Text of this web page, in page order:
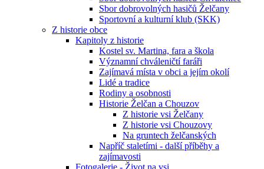
Sbor dobrovolných hasičů Želčany
Sportovní a kulturní klub (SKK)
Z historie obce
Kapitoly z historie
Kostel sv. Martina, fara a škola
Významní chváleničtí faráři
Zajímavá místa v obci a jejím okolí
Lidé a tradice
Rodiny a osobnosti
Historie Želčan a Chouzov
Z historie vsi Želčany
Z historie vsi Chouzovy
Na gruntech želčanských
Napříč staletími - další příběhy a
zajímavosti
Fotogalerie - Život na vsi